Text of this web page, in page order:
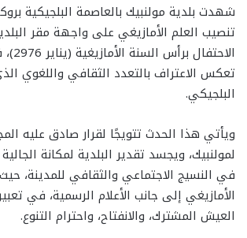
تنصيب العلم الأمازيغي على واجهة مقر
تعكس الاعتراف بالتعدد الثقافي واللغوي
البلجيكي.
ويأتي هذا الحدث تتويجًا لقرار صادق عليه
لمولنبيك، ويجسد تقدير البلدية لمكانة
في النسيج الاجتماعي والثقافي للمدينة،
الأمازيغي إلى جانب الأعلام الرسمية، في
العيش المشترك، والانفتاح، واحترام التنوع.